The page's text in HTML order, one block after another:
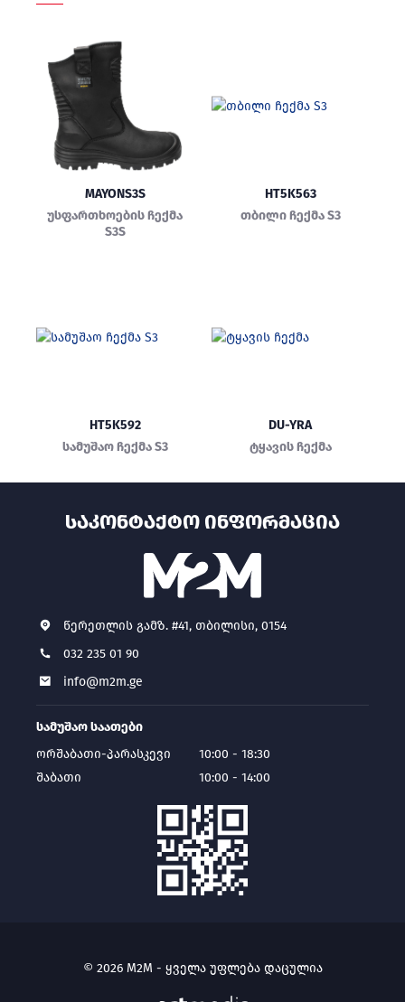
MAYONS3S
უსფართხოების ჩექმა
S3S
HT5K563
თბილი ჩექმა S3
HT5K592
სამუშაო ჩექმა S3
DU-YRA
ტყავის ჩექმა
ᲡᲐᲙᲝᲜᲢᲐᲥᲢᲝ ᲘᲜᲤᲝᲠᲛᲐᲪᲘᲐ
წერეთლის გამზ. #41, თბილისი, 0154
032 235 01 90
info@m2m.ge
სამუშაო საათები
ორშაბათი-პარასკევი
10:00 - 18:30
შაბათი
10:00 - 14:00
© 2026 M2M - ყველა უფლება დაცულია